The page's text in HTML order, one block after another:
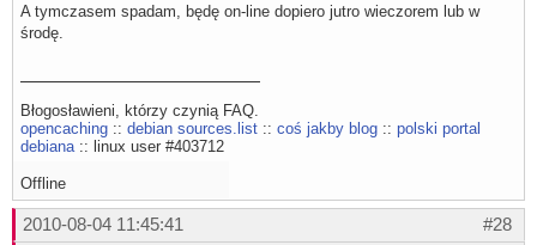
A tymczasem spadam, będę on-line dopiero jutro wieczorem lub w
środę.
Błogosławieni, którzy czynią FAQ.
opencaching :: debian sources.list :: coś jakby blog :: polski portal
debiana :: linux user #403712
Offline
#28
2010-08-04 11:45:41